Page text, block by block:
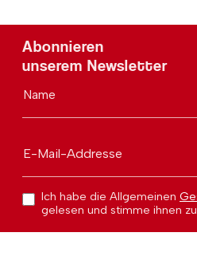
Abonnieren
unserem Newsletter
Name
E-Mail-Addresse
Ich habe die Allgemeinen
gelesen und stimme ihnen zu